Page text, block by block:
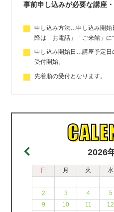
事前申し込みが必要な講座
申し込み方法…申し込み開始
降は「お電話」「ご来館」に
申し込み開始日…講座予定日
受付開始。
先着順の受付となります。
2026
日 月 火 水
2
3 4 5
9
10 11 12